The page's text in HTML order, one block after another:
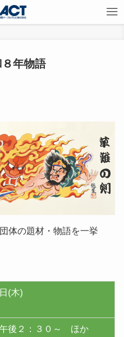
年物語
体の題材・物語を一挙
(木)
後２：３０～ ほか